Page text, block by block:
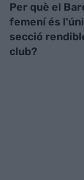
Per què el
femení és
secció
club?